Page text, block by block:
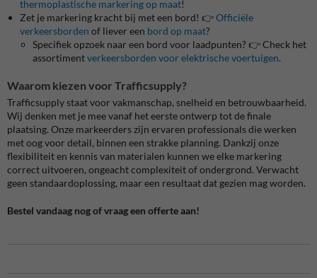
thermoplastische markering op maat!
Zet je markering kracht bij met een bord! 👉Officiële
verkeersborden of liever een bord op maat?
Specifiek opzoek naar een bord voor laadpunten? 👉 Check het
assortimentverkeersborden voor elektrische voertuigen.
Waarom kiezen voor Trafficsupply?
Trafficsupply staat voor vakmanschap, snelheid en betrouwbaarheid.
Wij denken met je mee vanaf het eerste ontwerp tot de finale
plaatsing. Onze markeerders zijn ervaren professionals die werken
met oog voor detail, binnen een strakke planning. Dankzij onze
flexibiliteit en kennis van materialen kunnen we elke markering
correct uitvoeren, ongeacht complexiteit of ondergrond. Verwacht
geen standaardoplossing, maar een resultaat dat gezien mag worden.
Bestel vandaag nog of vraag een offerte aan!